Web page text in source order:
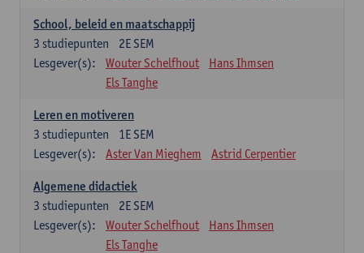
School, beleid en maatschappij
2E SEM
3 studiepunten
Lesgever(s):
Wouter Schelfhout
Hans Ihmsen
Els Tanghe
Leren en motiveren
1E SEM
3 studiepunten
Lesgever(s):
Aster Van Mieghem Astrid Cerpentier
Algemene didactiek
2E SEM
3 studiepunten
Lesgever(s):
Wouter Schelfhout
Hans Ihmsen
Els Tanghe